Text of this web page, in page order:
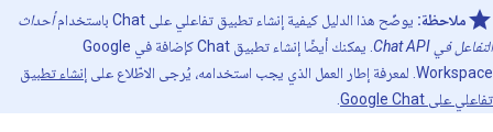
ملاحظة: يوضّح هذا الدليل كيفية إنشاء تطبيق تفاعلي على Chat باستخدام
أحداث
التفاعل في Chat API
. يمكنك أيضًا إنشاء تطبيق Chat كإضافة في Google
Workspace. لمعرفة إطار العمل الذي يجب استخدامه، يُرجى الاطّلاع على
إنشاء تطبيق
تفاعلي على Google Chat